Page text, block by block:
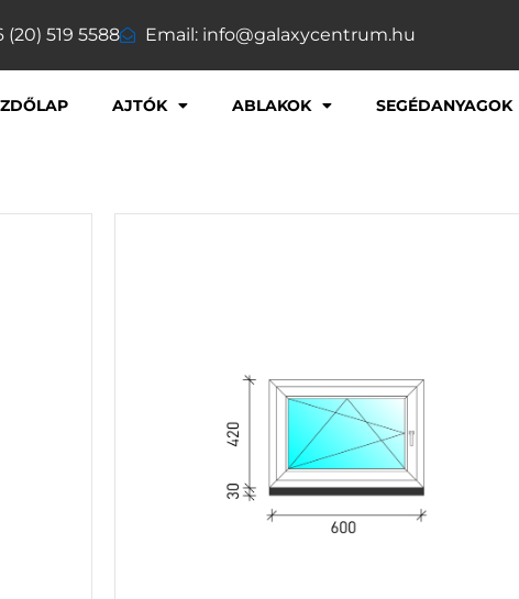
(20) 519 5588 Email: info@galaxycentrum.hu
AJTÓK ABLAKOK SEGÉDANYAGOK